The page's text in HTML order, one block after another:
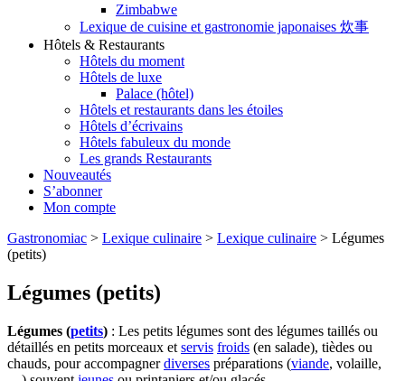
Zimbabwe
Lexique de cuisine et gastronomie japonaises 炊事
Hôtels & Restaurants
Hôtels du moment
Hôtels de luxe
Palace (hôtel)
Hôtels et restaurants dans les étoiles
Hôtels d’écrivains
Hôtels fabuleux du monde
Les grands Restaurants
Nouveautés
S’abonner
Mon compte
Gastronomiac > Lexique culinaire > Lexique culinaire > Légumes
(petits)
Légumes (petits)
Légumes (petits) : Les petits légumes sont des légumes taillés ou
détaillés en petits morceaux et servis froids (en salade), tièdes ou
chauds, pour accompagnerdiverses préparations (viande, volaille,